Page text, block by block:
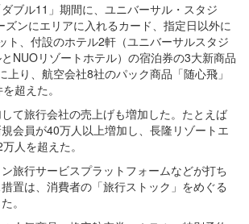
ブル11」期間に、ユニバーサル・スタジ
ズンにエリアに入れるカード、指定日以外に
ト、付設のホテル2軒（ユニバーサルスタジ
NUOリゾートホテル）の宿泊券の3大新商品
上り、航空会社8社のパック商品「随心飛」
超えた。
て旅行会社の売上げも増加した。たとえば
会員が40万人以上増加し、長隆リゾートエ
人を超えた。
旅行サービスプラットフォームなどが打ち
置は、消費者の「旅行ストック」をめぐる
。